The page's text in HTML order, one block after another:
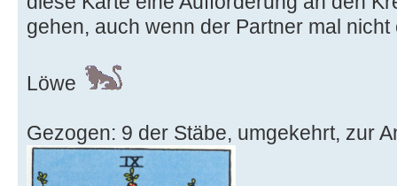
gehen, auch wenn der Partner mal
Löwe
Gezogen: 9 der Stäbe, umgekehrt, zur